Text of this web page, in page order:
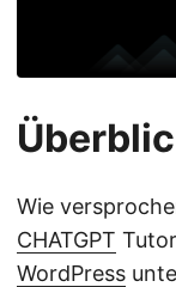
Wie
CHATGPT
WordPress